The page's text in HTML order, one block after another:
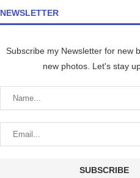
NEWSLETTER
Subscribe my Newsletter for new
new photos. Let's stay